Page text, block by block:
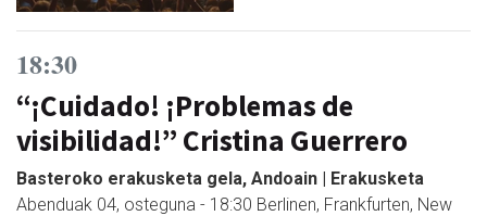
18:30
“¡Cuidado! ¡Problemas de
visibilidad!” Cristina Guerrero
Basteroko erakusketa gela, Andoain | Erakusketa
Abenduak 04, osteguna - 18:30 Berlinen, Frankfurten, New